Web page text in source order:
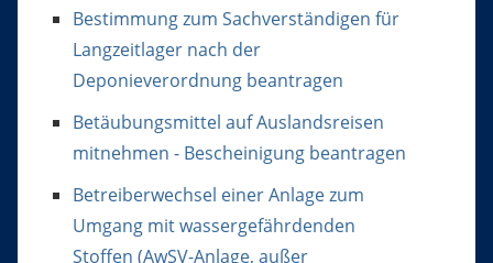
Bestimmung zum Sachverständigen für
Langzeitlager nach der
Deponieverordnung beantragen
Betäubungsmittel auf Auslandsreisen
mitnehmen - Bescheinigung beantragen
Betreiberwechsel einer Anlage zum
Umgang mit wassergefährdenden
Stoffen (AwSV-Anlage, außer